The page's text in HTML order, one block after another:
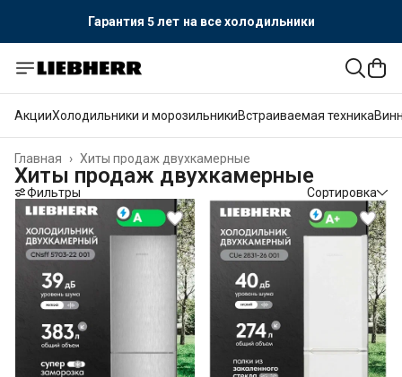
Гарантия 5 лет на все холодильники
АкцииХолодильники и морозильникиВстраиваемая техника
Хиты продаж двухкамерные
Главная ›
Хиты продаж двухкамерные
Фильтры Сортировка